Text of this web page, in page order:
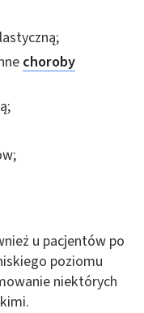
choroby
u pacjentów po
poziomu
niektórych